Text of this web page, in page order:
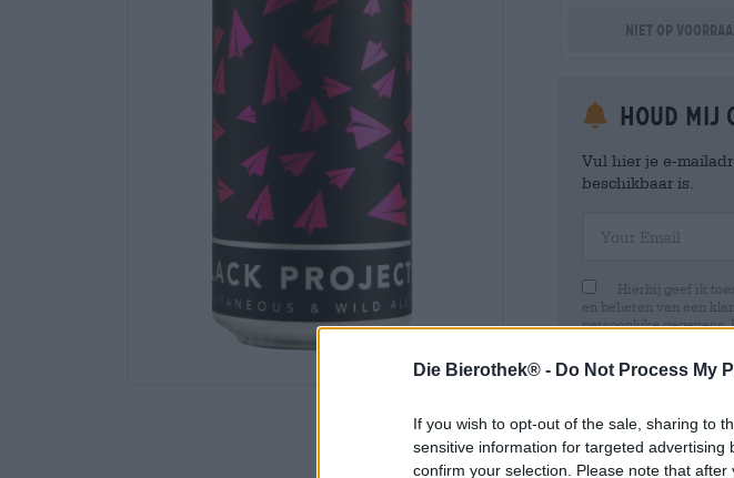
Die Bierothek® - Do Not Process My
If you wish to opt-out of the sale, sharing to
sensitive information for targeted
confirm your selection. Please note that
Niet op
Houd mij
Vul hier je e-
beschikbaar is.
Hierbij geef ik
en beheren van een
persoonlijke
kan intrekken door
toestemming geen
uitgevoerd tot het